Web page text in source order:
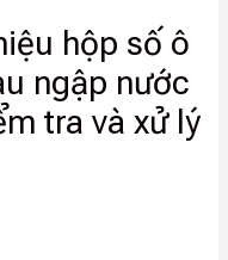
hộp số ô
ngập nước
tra và xử lý